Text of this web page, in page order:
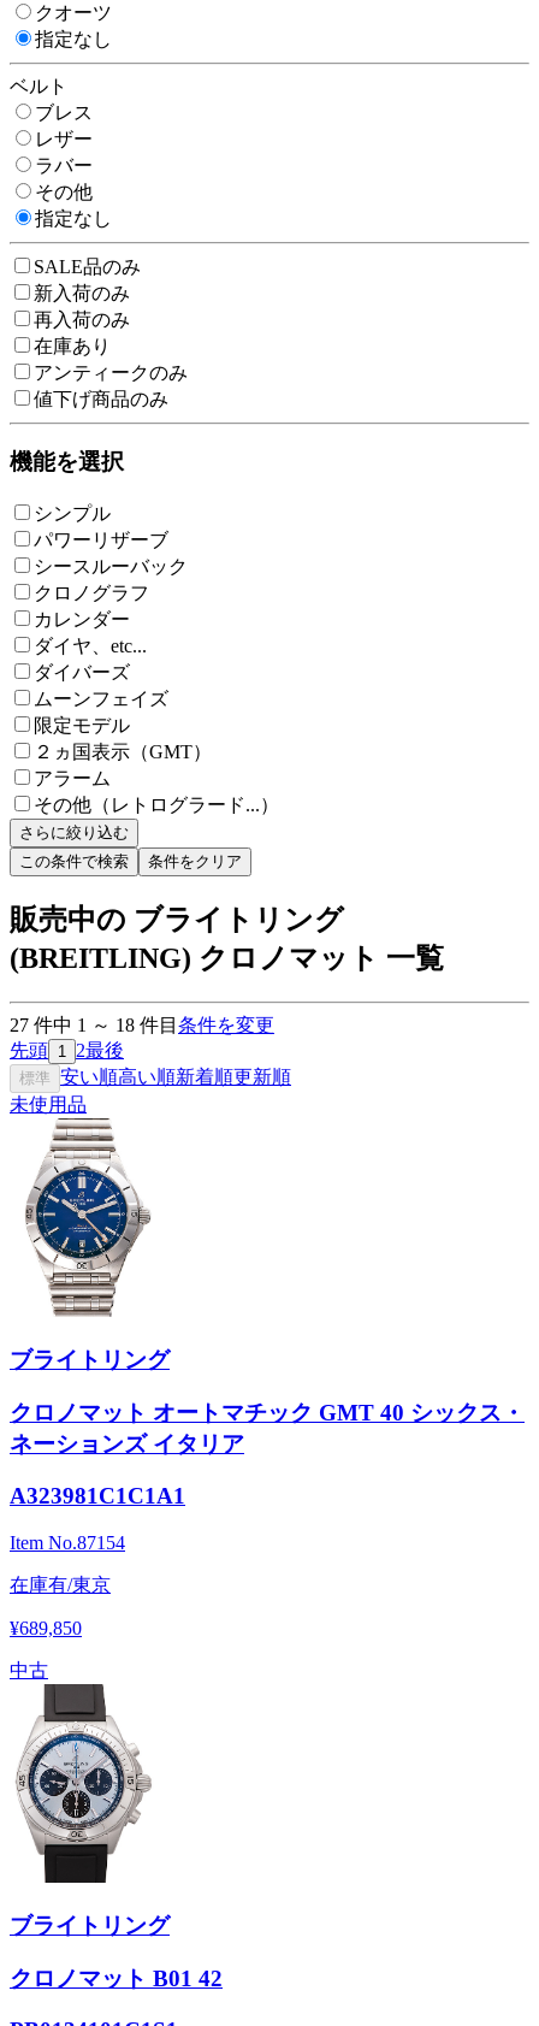
クオーツ
指定なし
ベルト
ブレス
レザー
ラバー
その他
指定なし
SALE品のみ
新入荷のみ
再入荷のみ
在庫あり
アンティークのみ
値下げ商品のみ
機能を選択
シンプル
パワーリザーブ
シースルーバック
クロノグラフ
カレンダー
ダイヤ、etc...
ダイバーズ
ムーンフェイズ
限定モデル
２ヵ国表示（GMT）
アラーム
その他（レトログラード...）
さらに絞り込む
この条件で検索
条件をクリア
販売中の ブライトリング
(BREITLING) クロノマット 一覧
27 件中 1 ～ 18 件目 条件を変更
先頭 1 2最後
標準 安い順高い順新着順更新順
未使用品
ブライトリング
クロノマット オートマチック GMT 40 シックス・
ネーションズ イタリア
A323981C1C1A1
Item No.87154
在庫有/東京
¥689,850
中古
ブライトリング
クロノマット B01 42